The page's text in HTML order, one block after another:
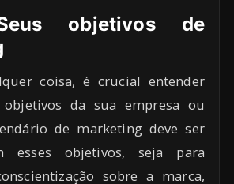
objetivos de
coisa, é crucial entender
da sua empresa ou
de marketing deve ser
esses objetivos, seja para
sobre a marca,